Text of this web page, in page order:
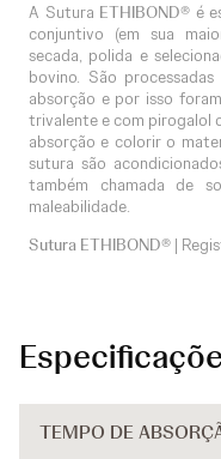
A Sutura ETHIBOND® é
conjuntivo (em sua
secada, polida e
bovino. São
absorção e por isso
trivalente e com pirogalol
absorção e colorir o
sutura são
também chamada de
maleabilidade.
Sutura ETHIBOND® |
TEMPO DE